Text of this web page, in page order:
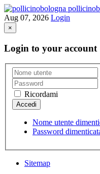
Aug 07, 2026 Login
×
Login to your account
Ricordami
Nome utente
Password
Sitemap